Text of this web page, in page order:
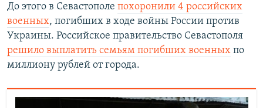
До этого в Севастополе похоронили 4 российских
военных, погибших в ходе войны России против
Украины. Российское правительство Севастополя
решило выплатить семьям погибших военных по
миллиону рублей от города.